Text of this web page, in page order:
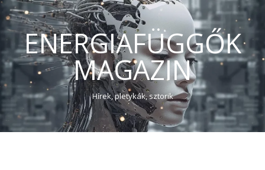
ENERGIAFÜGGŐK
MAGAZIN
Hírek, pletykák, sztorik